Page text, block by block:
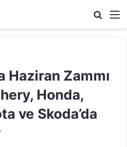
Ara
Haziran Zammı
Honda,
ve Skoda’da